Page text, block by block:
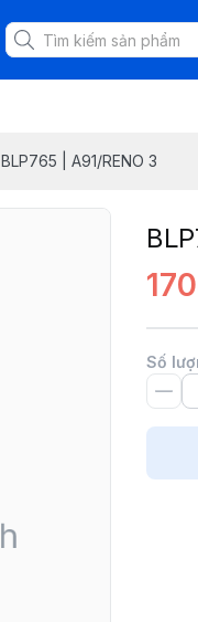
BLP765 | A91/RENO 3
Số